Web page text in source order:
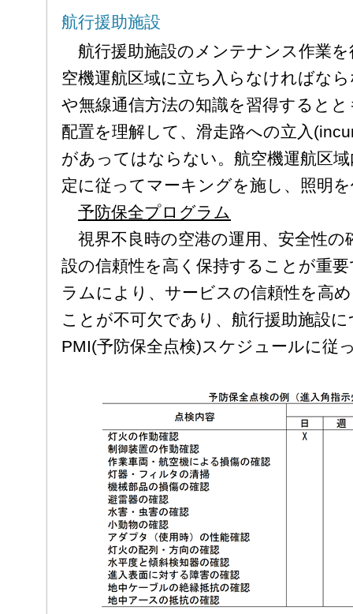
航行援助施設
航行援助施設のメンテナンス作業
空機運航区域に立ち入らなければな
や無線通信方法の知識を習得すると
配置を理解して、滑走路への立入
があってはならない。航空機運航区
定に従ってマーキングを施し、照明
予防保全プログラム
視界不良時の空港の運用、安全性の
設の信頼性を高く保持することが重
ラムにより、サービスの信頼性を高
ことが不可欠であり、航行援助施設
PMI(予防保全点検)スケジュールに従